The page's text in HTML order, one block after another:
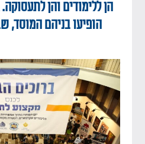
הן ללימודים והן
הופיעו בניהם המוסד,